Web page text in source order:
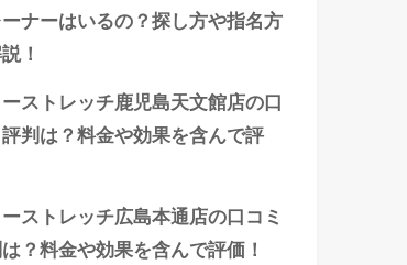
ナーはいるの？探し方や指名方
！
ーストレッチ鹿児島天文館店の口
判は？料金や効果を含んで評
ーストレッチ広島本通店の口コミ
？料金や効果を含んで評価！